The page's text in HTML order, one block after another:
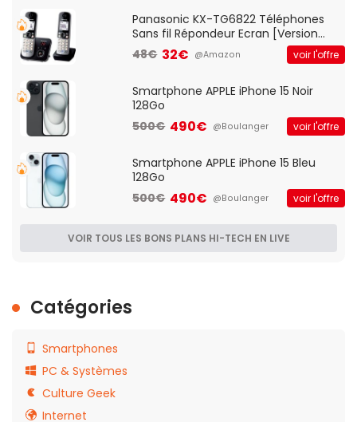
Panasonic KX-TG6822 Téléphones
Sans fil Répondeur Ecran [Version
Française]
48€ 32€ @Amazon voir l'offre
Smartphone APPLE iPhone 15 Noir
128Go
500€ 490€ @Boulanger voir l'offre
Smartphone APPLE iPhone 15 Bleu
128Go
500€ 490€ @Boulanger voir l'offre
VOIR TOUS LES BONS PLANS HI-TECH EN LIVE
Catégories
Smartphones
PC & Systèmes
Culture Geek
Internet